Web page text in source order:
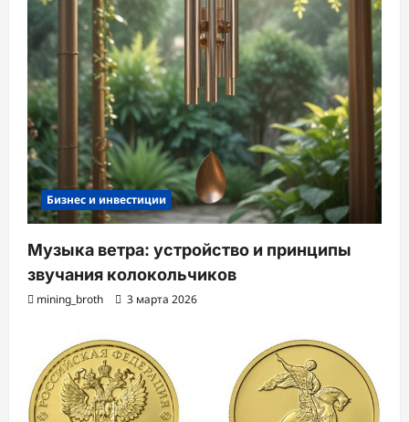
и
Бизнес и инвестиции
Музыка ветра: устройство и принципы
звучания колокольчиков
mining_broth 3 марта 2026